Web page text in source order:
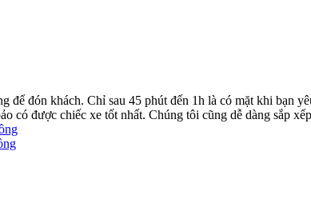
đón khách. Chỉ sau 45 phút đến 1h là có mặt khi bạn
có được chiếc xe tốt nhất. Chúng tôi cũng dễ dàng sắp